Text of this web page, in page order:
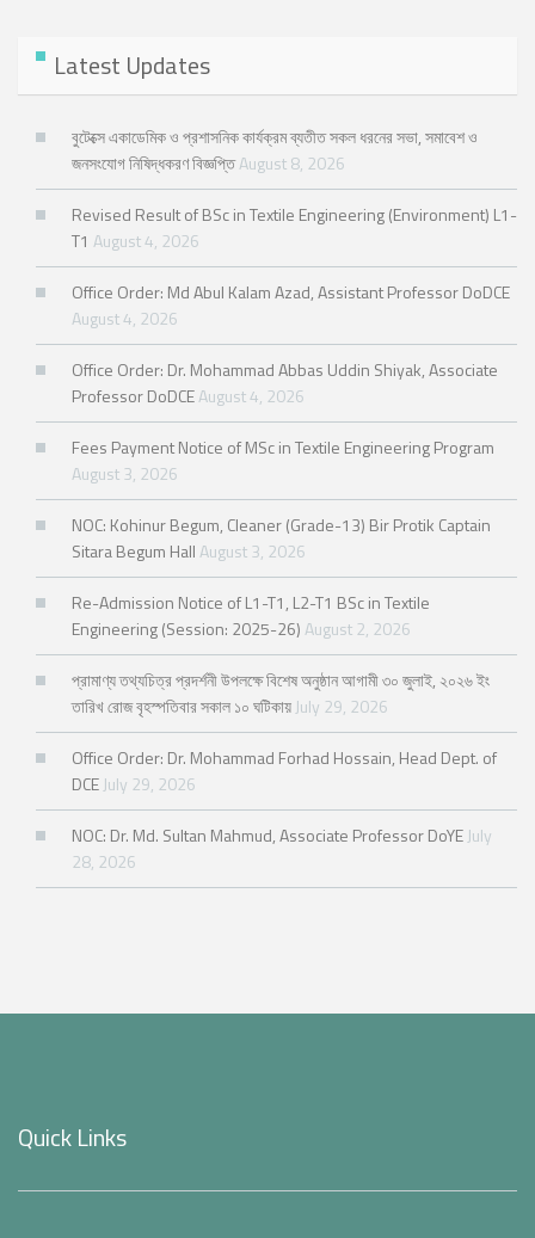
Latest Updates
বুটেক্সে একাডেমিক ও প্রশাসনিক কার্যক্রম ব্যতীত সকল ধরনের সভা, সমাবেশ ও
জনসংযোগ নিষিদ্ধকরণ বিজ্ঞপ্তিAugust 8, 2026
Revised Result of BSc in Textile Engineering (Environment) L1-
T1 August 4, 2026
Office Order: Md Abul Kalam Azad, Assistant Professor DoDCE
August 4, 2026
Office Order: Dr. Mohammad Abbas Uddin Shiyak, Associate
Professor DoDCEAugust 4, 2026
Fees Payment Notice of MSc in Textile Engineering Program
August 3, 2026
NOC: Kohinur Begum, Cleaner (Grade-13) Bir Protik Captain
Sitara Begum HallAugust 3, 2026
Re-Admission Notice of L1-T1, L2-T1 BSc in Textile
Engineering (Session: 2025-26)August 2, 2026
প্রামাণ্য তথ্যচিত্র প্রদর্শনী উপলক্ষে বিশেষ অনুষ্ঠান আগামী ৩০ জুলাই, ২০২৬ ইং
তারিখ রোজ বৃহস্পতিবার সকাল ১০ ঘটিকায় July 29, 2026
Office Order: Dr. Mohammad Forhad Hossain, Head Dept. of
DCE July 29, 2026
NOC: Dr. Md. Sultan Mahmud, Associate Professor DoYE July
28, 2026
Quick Links